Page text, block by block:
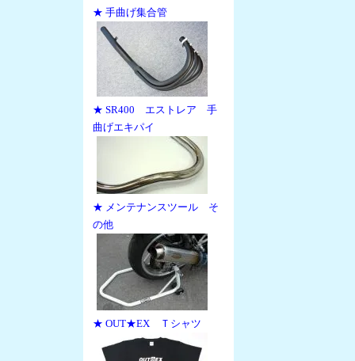
★ 手曲げ集合管
★ SR400 エストレア 手
曲げエキパイ
★ メンテナンスツール そ
の他
★ OUT★EX Ｔシャツ